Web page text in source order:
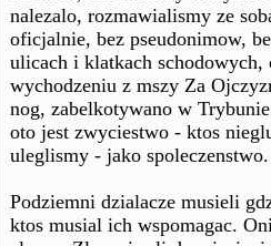
nalezalo, rozmawialismy ze
oficjalnie, bez pseudonimow,
ulicach i klatkach schodowych,
wychodzeniu z mszy Za
nog, zabelkotywano w
oto jest zwyciestwo - ktos
uleglismy - jako
Podziemni dzialacze musieli
ktos musial ich wspomagac.